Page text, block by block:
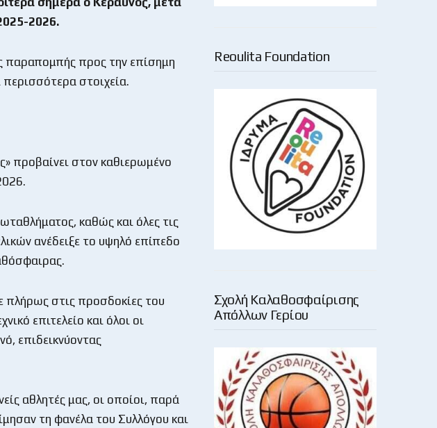
2026.
παραπομπής προς την επίσημη
στοιχεία.
προβαίνει στον καθιερωμένο
καθώς και όλες τις
ανέδειξε το υψηλό επίπεδο
πλήρως στις προσδοκίες του
επιτελείο και όλοι οι
επιδεικνύοντας
αθλητές μας, οι οποίοι, παρά
τη φανέλα του Συλλόγου και
Reoulita Foundation
Σχολή Καλαθοσφαίρισης
Απόλλων Γερίου